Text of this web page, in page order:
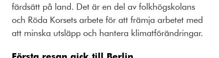
färdsätt på land. Det är en del av folkhögskolans
och Röda Korsets arbete för att främja arbetet med
att minska utsläpp och hantera klimatförändringar.
Första resan gick till Berlin